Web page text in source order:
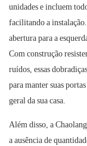
unidades e incluem
facilitando a
abertura para a
Com construção
ruídos, essas
para manter suas
geral da sua casa.
Além disso, a
a ausência de